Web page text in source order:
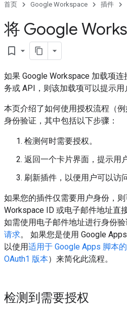
首页 Google Workspace 插件
将 Google
bookmark_border
如果 Google Workspace 加载项
务或 API，则该加载项可以提示用
本页介绍了如何使用授权流程（
身份验证，其中包括以下步骤：
检测何时需要授权。
返回一个卡片界面，提示用
刷新插件，以便用户可以访
如果您的插件仅需要用户身份，
Workspace ID 或电子邮件地址直
如需使用电子邮件地址进行身份
请求。 如果您是使用 Google
以使用适用于 Google Apps 脚本
OAuth1 版本）来简化此流程。
检测到需要授权